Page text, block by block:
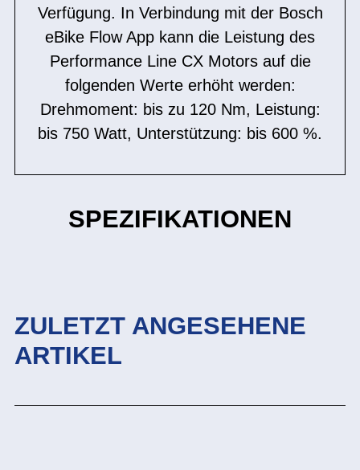
Verfügung. In Verbindung mit der Bosch
eBike Flow App kann die Leistung des
Performance Line CX Motors auf die
folgenden Werte erhöht werden:
Drehmoment: bis zu 120 Nm, Leistung:
bis 750 Watt, Unterstützung: bis 600 %.
SPEZIFIKATIONEN
ZULETZT ANGESEHENE
ARTIKEL